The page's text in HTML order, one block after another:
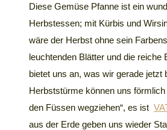
Diese Gemüse Pfanne ist ein
Herbstessen; mit Kürbis und
wäre der Herbst ohne sein
leuchtenden Blätter und die reiche
bietet uns an, was wir gerade jetzt
Herbststürme können uns förmlich
den Füssen wegziehen“, es ist
aus der Erde geben uns wieder